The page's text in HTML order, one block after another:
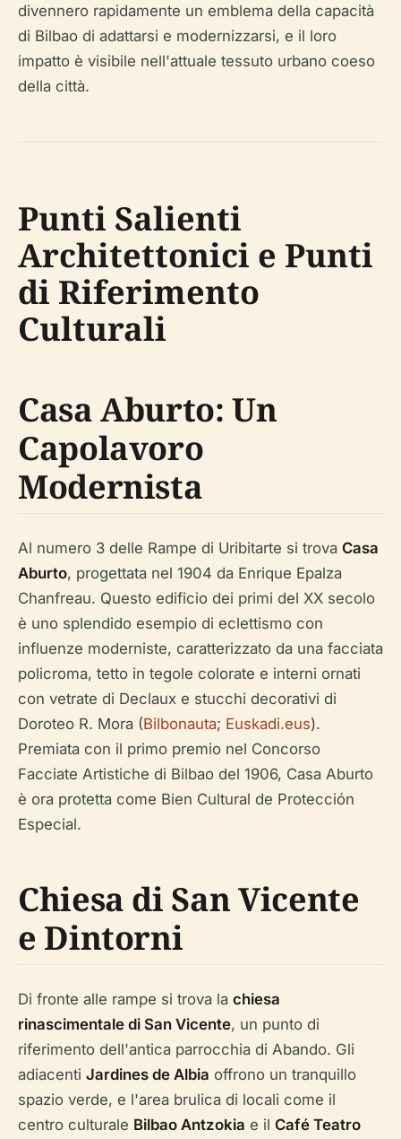
divennero rapidamente un emblema della capacità
di Bilbao di adattarsi e modernizzarsi, e il loro
impatto è visibile nell'attuale tessuto urbano coeso
della città.
Punti Salienti
Architettonici e Punti
di Riferimento
Culturali
Casa Aburto: Un
Capolavoro
Modernista
Al numero 3 delle Rampe di Uribitarte si trova Casa
Aburto, progettata nel 1904 da Enrique Epalza
Chanfreau. Questo edificio dei primi del XX secolo
è uno splendido esempio di eclettismo con
influenze moderniste, caratterizzato da una facciata
policroma, tetto in tegole colorate e interni ornati
con vetrate di Declaux e stucchi decorativi di
Doroteo R. Mora (Bilbonauta; Euskadi.eus).
Premiata con il primo premio nel Concorso
Facciate Artistiche di Bilbao del 1906, Casa Aburto
è ora protetta come Bien Cultural de Protección
Especial.
Chiesa di San Vicente
e Dintorni
Di fronte alle rampe si trova la chiesa
rinascimentale di San Vicente, un punto di
riferimento dell'antica parrocchia di Abando. Gli
adiacenti Jardines de Albia offrono un tranquillo
spazio verde, e l'area brulica di locali come il
centro culturale Bilbao Antzokia e il Café Teatro